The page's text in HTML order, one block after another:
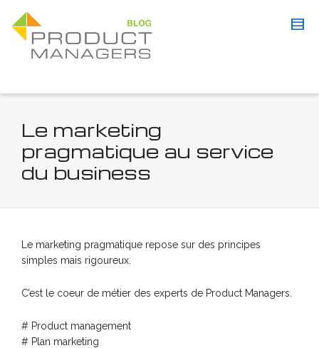
Le marketing
pragmatique au service
du business
Le marketing pragmatique repose sur des principes
simples mais rigoureux.
C’est le coeur de métier des experts de Product Managers.
# Product management
# Plan marketing